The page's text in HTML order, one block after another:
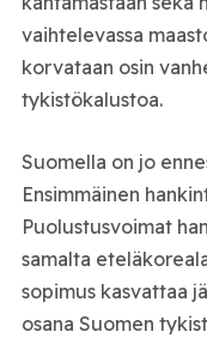
vaihtelevassa
korvataan osin
tykistökalustoa.
Suomella on jo
Ensimmäinen
Puolustusvoimat
samalta
sopimus kasvattaa
osana Suomen